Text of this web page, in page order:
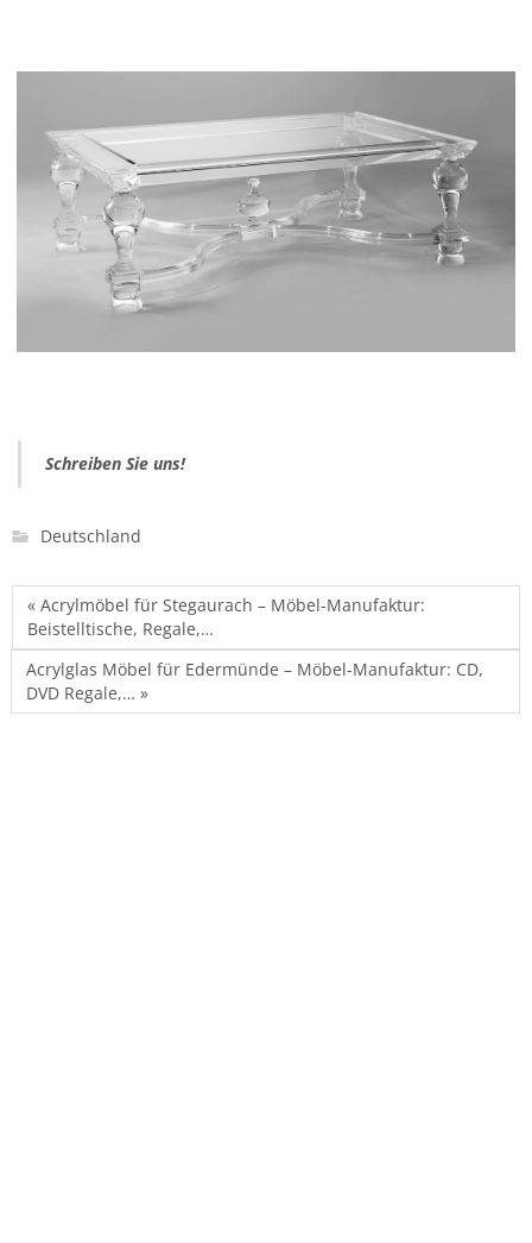
Schreiben Sie uns!
Deutschland
« Acrylmöbel für Stegaurach – Möbel-Manufaktur:
Beistelltische, Regale,…
Acrylglas Möbel für Edermünde – Möbel-Manufaktur: CD,
DVD Regale,… »